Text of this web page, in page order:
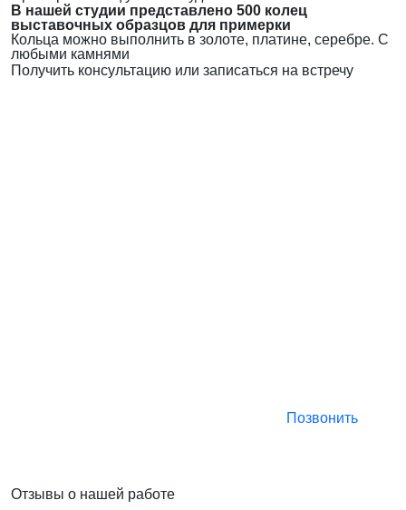
В нашей студии представлено 500 колец
выставочных образцов для примерки
Кольца можно выполнить в золоте, платине, серебре. С
любыми камнями
Получить консультацию или записаться на встречу
Позвонить
Отзывы о нашей работе